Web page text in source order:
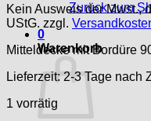
Zurück zum
0
Warenkorb
Kein Ausweis der Mwst.,
UStG. zzgl.
Mitteldecke mit Bordüre
Lieferzeit: 2-3 Tage nach
1 vorrätig